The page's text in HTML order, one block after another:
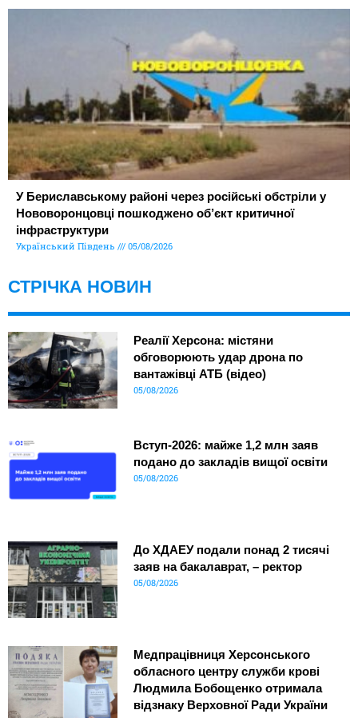
У Бериславському районі через російські обстріли у
Нововоронцовці пошкоджено об’єкт критичної
інфраструктури
Український Південь 05/08/2026
СТРІЧКА НОВИН
Реалії Херсона: містяни
обговорюють удар дрона по
вантажівці АТБ (відео)
05/08/2026
Вступ-2026: майже 1,2 млн заяв
подано до закладів вищої освіти
05/08/2026
До ХДАЕУ подали понад 2 тисячі
заяв на бакалаврат, – ректор
05/08/2026
Медпрацівниця Херсонського
обласного центру служби крові
Людмила Бобощенко отримала
відзнаку Верховної Ради України